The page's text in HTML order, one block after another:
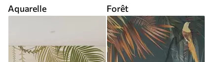
Aquarelle Forêt